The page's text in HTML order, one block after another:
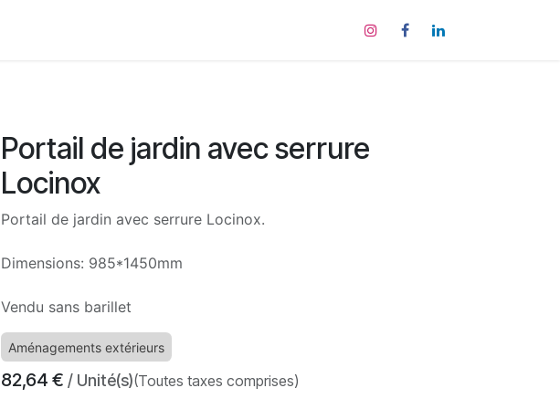
Portail de jardin avec serrure
Locinox
Portail de jardin avec serrure Locinox.
Dimensions: 985*1450mm
Vendu sans barillet
Aménagements extérieurs
82,64 € / Unité(s)(Toutes taxes comprises)